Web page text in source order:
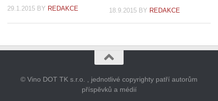
29.1.2015 BY REDAKCE 18.9.2015 BY REDAKCE
© Vino DOT TK s.r.o. , jednotlivé copyrighty patří autorům
příspěvků a médií